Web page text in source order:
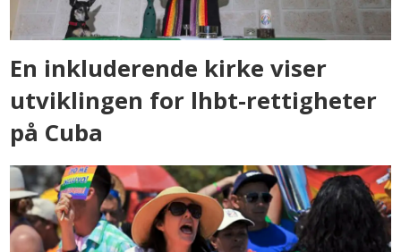
En inkluderende kirke viser
utviklingen for lhbt-rettigheter
på Cuba